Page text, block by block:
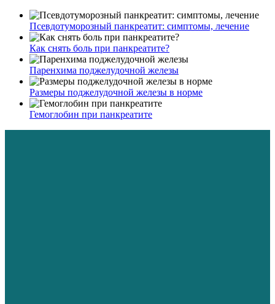
Псевдотуморозный панкреатит: симптомы, лечение
Как снять боль при панкреатите?
Паренхима поджелудочной железы
Размеры поджелудочной железы в норме
Гемоглобин при панкреатите